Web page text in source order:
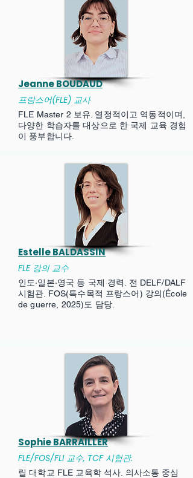
Jeanne BOUDAUD
프랑스어(FLE) 교사
FLE Master 2 보유. 열정적이고 역동적이며,
다양한 학습자를 대상으로 한 국제 교육 경험
이 풍부합니다.
Estelle BALDASSIN
FLE 강의 교수
인도·일본·영국 등 국제 경력. 전 DELF/DALF
시험관. FOS(특수목적 프랑스어) 강의(École
de guerre, 2025)도 담당.
Sophie BARRAILLER
FLE/FOS/FLI 교수, TCF 시험관.
릴 대학교 FLE 교육학 석사. 의사소통 중심